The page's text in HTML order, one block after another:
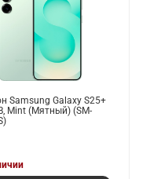
Samsung Galaxy S25+
Mint (Мятный) (SM-